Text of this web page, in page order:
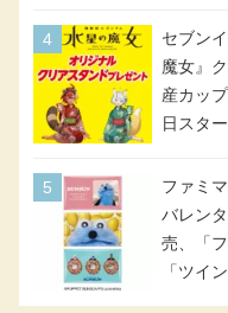
セブン
魔女』
産カッ
日スタ
号・5号
ンドに
ファミ
バレン
売、「
「ツイ